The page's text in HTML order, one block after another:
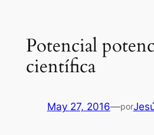
Potencial
científica
May 27, 2016—por